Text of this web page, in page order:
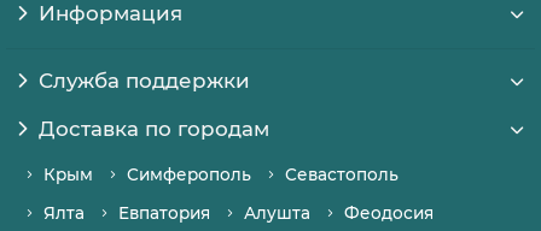
Информация
Служба поддержки
Доставка по городам
Крым Симферополь
Севастополь
Ялта
Евпатория Алушта
Феодосия